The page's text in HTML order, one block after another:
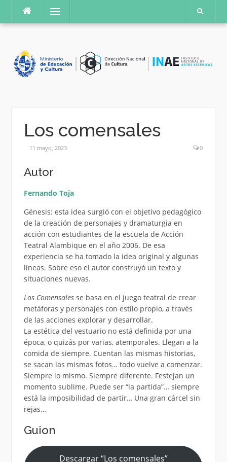
contenido
Menú
Los comensales
11 mayo, 2023 0
Autor
Fernando Toja
Génesis: esta idea surgió con el objetivo pedagógico
de la creación de personajes y dramaturgia en
acción con estudiantes de la escuela de Acción
Teatral Alambique en el año 2006. De esa
experiencia se ha tomado la idea original y algunas
líneas. Sobre eso el autor construyó un texto y
situaciones nuevas.
Los Comensales se basa en el juego teatral de crear
metáforas y personajes con estilo propio, a través
de las acciones explorar y desarrollar.
La estética del vestuario no está definida por una
época, o quizás por varias, atemporales. Llegan a la
comida de siempre. Cuentan las mismas historias,
se sacan las mismas fotos… todo vuelve a comenzar.
Siempre lo mismo. Siempre diferente. Festejan un
momento sublime. Puede ser “la partida”… siempre
está la imposibilidad de partir… Una gran cárcel sin
rejas…
Guion
Descargar “Los comensales”